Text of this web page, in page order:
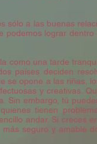
a las buenas
lograr
como una tarde
países deciden
opone a las riñas,
y creativas.
Sin embargo, tú
tienen
andar. Si creces
seguro y amable